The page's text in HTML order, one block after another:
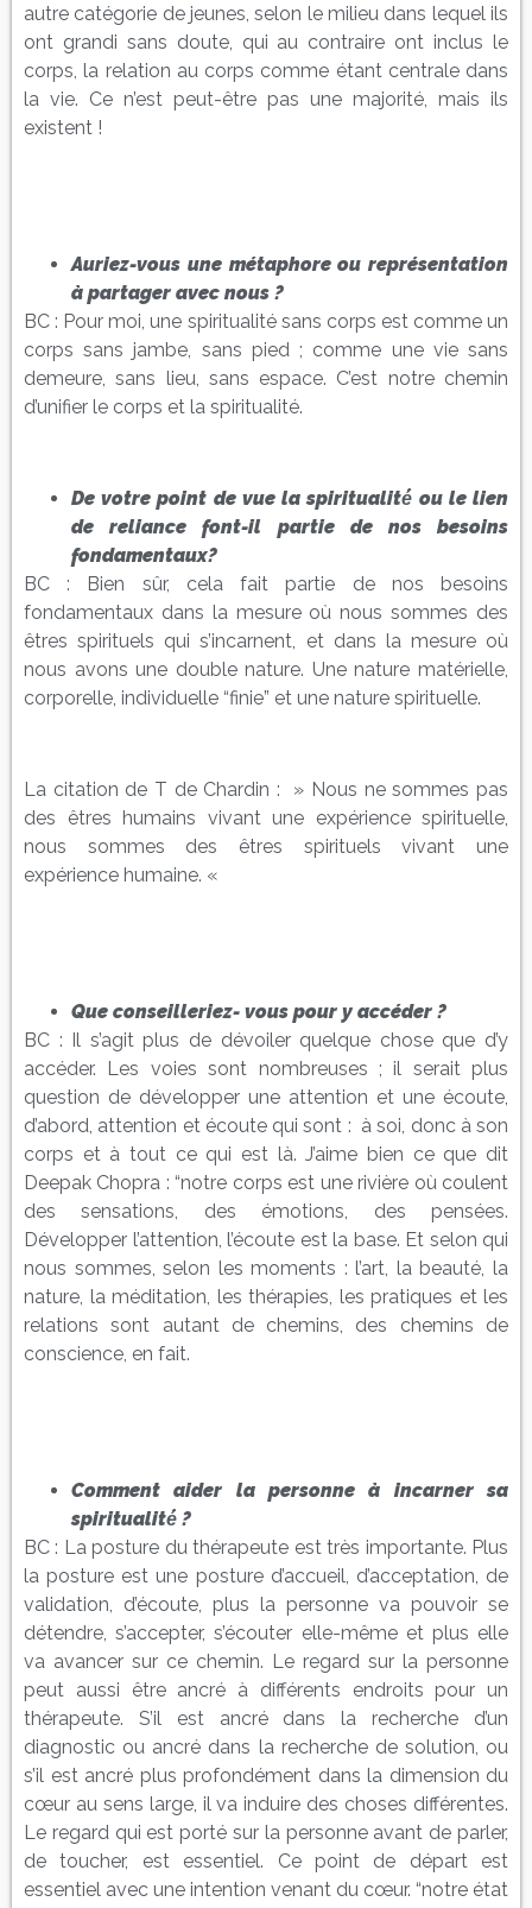
autre catégorie de jeunes, selon le milieu dans lequel ils
ont grandi sans doute, qui au contraire ont inclus le
corps, la relation au corps comme étant centrale dans
la vie. Ce n’est peut-être pas une majorité, mais ils
existent !
Auriez-vous une métaphore ou représentation
à partager avec nous ?
BC : Pour moi, une spiritualité sans corps est comme un
corps sans jambe, sans pied ; comme une vie sans
demeure, sans lieu, sans espace. C’est notre chemin
d’unifier le corps et la spiritualité.
De votre point de vue la spiritualité́ ou le lien
de reliance font-il partie de nos besoins
fondamentaux?
BC : Bien sûr, cela fait partie de nos besoins
fondamentaux dans la mesure où nous sommes des
êtres spirituels qui s’incarnent, et dans la mesure où
nous avons une double nature. Une nature matérielle,
corporelle, individuelle “finie” et une nature spirituelle.
La citation de T de Chardin : » Nous ne sommes pas
des êtres humains vivant une expérience spirituelle,
nous sommes des êtres spirituels vivant une
expérience humaine. «
Que conseilleriez- vous pour y accéder ?
BC : Il s’agit plus de dévoiler quelque chose que d’y
accéder. Les voies sont nombreuses ; il serait plus
question de développer une attention et une écoute,
d’abord, attention et écoute qui sont : à soi, donc à son
corps et à tout ce qui est là. J’aime bien ce que dit
Deepak Chopra : “notre corps est une rivière où coulent
des sensations, des émotions, des pensées.
Développer l’attention, l’écoute est la base. Et selon qui
nous sommes, selon les moments : l’art, la beauté, la
nature, la méditation, les thérapies, les pratiques et les
relations sont autant de chemins, des chemins de
conscience, en fait.
Comment aider la personne à incarner sa
spiritualité́ ?
BC : La posture du thérapeute est très importante. Plus
la posture est une posture d’accueil, d’acceptation, de
validation, d’écoute, plus la personne va pouvoir se
détendre, s’accepter, s’écouter elle-même et plus elle
va avancer sur ce chemin. Le regard sur la personne
peut aussi être ancré à différents endroits pour un
thérapeute. S’il est ancré dans la recherche d’un
diagnostic ou ancré dans la recherche de solution, ou
s’il est ancré plus profondément dans la dimension du
cœur au sens large, il va induire des choses différentes.
Le regard qui est porté sur la personne avant de parler,
de toucher, est essentiel. Ce point de départ est
essentiel avec une intention venant du cœur. “notre état